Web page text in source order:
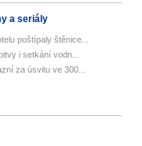
a seriály
poštípaly štěnice...
i setkání vodn...
za úsvitu ve 300...